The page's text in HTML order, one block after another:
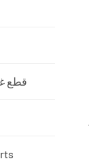
قطع